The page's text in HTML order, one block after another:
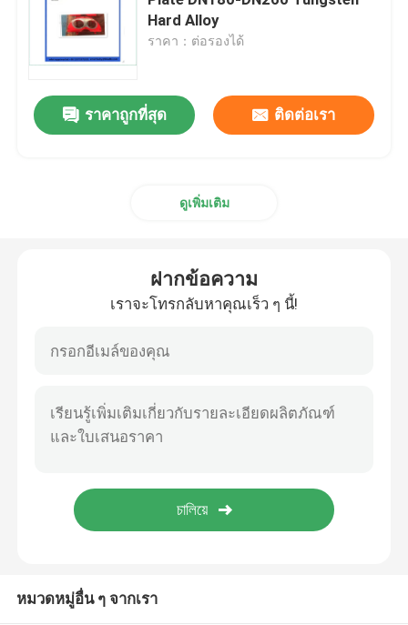
อะไหล่รถบรรทุกเครื่องผสมคอนกรีต
อะไหล่โรงงานผสม
สายเชือกยางปั๊มคอนกรีต
เครื่องวางบอนกรีต
Hard Alloy
ราคา：ต่อรองได้
ราคาถูกที่สุด ติดต่อเรา
ดูเพิ่มเติม
ฝากข้อความ
เราจะโทรกลับหาคุณเร็ว ๆ นี้!
หมวดหมู่อื่น ๆ จากเรา